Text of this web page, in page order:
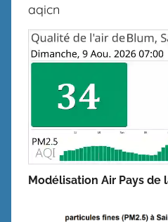
aqicn
Modélisation Air Pays de